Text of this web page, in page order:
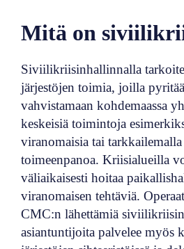
Mitä on
Siviilikriisinhallinnalla
järjestöjen toimia, joilla
vahvistamaan kohdemaassa
keskeisiä toimintoja
viranomaisia tai
toimeenpanoa. Kriisialueilla
väliaikaisesti hoitaa
viranomaisen tehtäviä.
CMC:n lähettämiä
asiantuntijoita palvelee myös